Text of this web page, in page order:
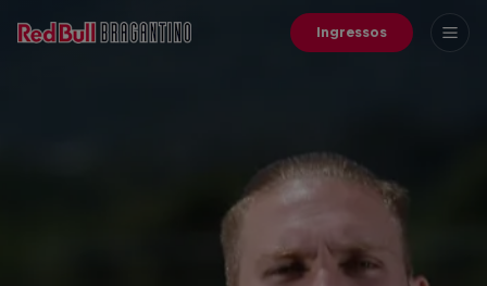
Ingressos